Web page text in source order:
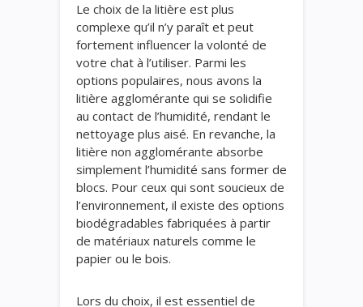
Le choix de la litière est plus
complexe qu’il n’y paraît et peut
fortement influencer la volonté de
votre chat à l’utiliser. Parmi les
options populaires, nous avons la
litière agglomérante qui se solidifie
au contact de l’humidité, rendant le
nettoyage plus aisé. En revanche, la
litière non agglomérante absorbe
simplement l’humidité sans former de
blocs. Pour ceux qui sont soucieux de
l’environnement, il existe des options
biodégradables fabriquées à partir
de matériaux naturels comme le
papier ou le bois.
Lors du choix, il est essentiel de